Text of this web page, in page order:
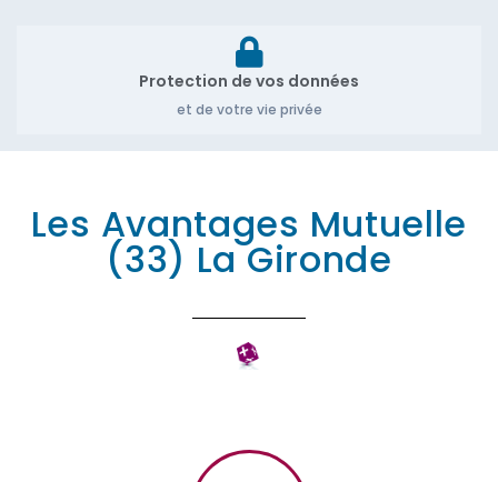
Protection de vos données
et de votre vie privée
Les Avantages Mutuelle
(33) La Gironde